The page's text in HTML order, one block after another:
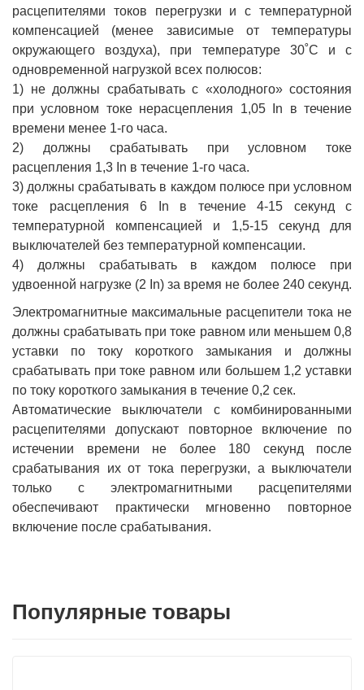
расцепителями токов перегрузки и с температурной
компенсацией (менее зависимые от температуры
окружающего воздуха), при температуре 30˚С и с
одновременной нагрузкой всех полюсов:
1) не должны срабатывать с «холодного» состояния
при условном токе нерасцепления 1,05 In в течение
времени менее 1-го часа.
2) должны срабатывать при условном токе
расцепления 1,3 In в течение 1-го часа.
3) должны срабатывать в каждом полюсе при условном
токе расцепления 6 In в течение 4-15 секунд с
температурной компенсацией и 1,5-15 секунд для
выключателей без температурной компенсации.
4) должны срабатывать в каждом полюсе при
удвоенной нагрузке (2 In) за время не более 240 секунд.
Электромагнитные максимальные расцепители тока не
должны срабатывать при токе равном или меньшем 0,8
уставки по току короткого замыкания и должны
срабатывать при токе равном или большем 1,2 уставки
по току короткого замыкания в течение 0,2 сек.
Автоматические выключатели с комбинированными
расцепителями допускают повторное включение по
истечении времени не более 180 секунд после
срабатывания их от тока перегрузки, а выключатели
только с электромагнитными расцепителями
обеспечивают практически мгновенно повторное
включение после срабатывания.
Популярные товары